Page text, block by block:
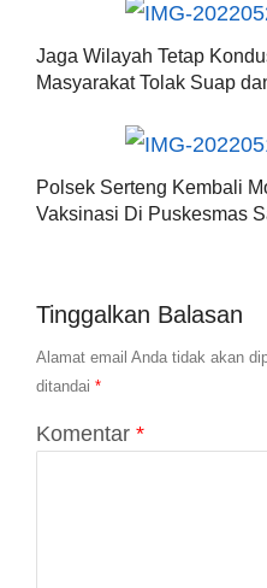
Jaga Wilayah Tetap
Masyarakat Tolak Suap
Polsek Serteng Kembali
Vaksinasi Di Puskesmas
Tinggalkan Balasan
Alamat email Anda tidak akan
ditandai *
Komentar *